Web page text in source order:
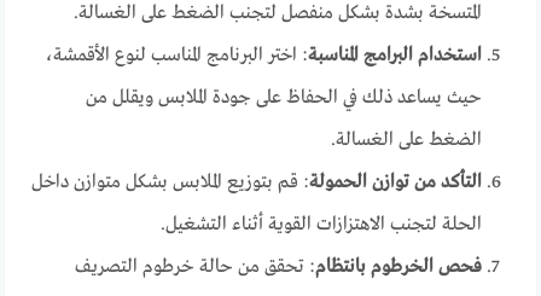
المتسخة بشدة بشكل منفصل لتجنب الضغط على الغسالة.
استخدام البرامج المناسبة: اختر البرنامج المناسب لنوع الأقمشة،
حيث يساعد ذلك في الحفاظ على جودة الملابس ويقلل من
الضغط على الغسالة.
التأكد من توازن الحمولة: قم بتوزيع الملابس بشكل متوازن داخل
الحلة لتجنب الاهتزازات القوية أثناء التشغيل.
فحص الخرطوم بانتظام: تحقق من حالة خرطوم التصريف